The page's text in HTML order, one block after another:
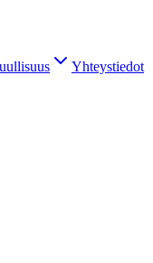
Yhteystiedot